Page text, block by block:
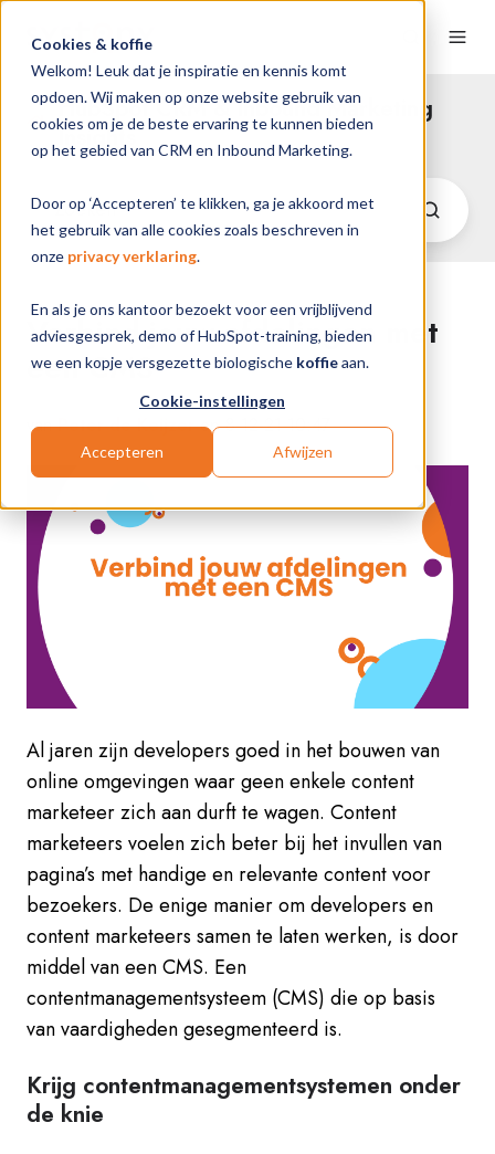
Cookies & koffie
Welkom! Leuk dat je inspiratie en kennis komt
opdoen. Wij maken op onze website gebruik van
cookies om je de beste ervaring te kunnen bieden
op het gebied van CRM en Inbound Marketing.
Door op ‘Accepteren’ te klikken, ga je akkoord met
het gebruik van alle cookies zoals beschreven in
onze privacy verklaring.
En als je ons kantoor bezoekt voor een vrijblijvend
adviesgesprek, demo of HubSpot-training, bieden
we een kopje versgezette biologische koffieaan.
Cookie-instellingen
Accepteren Afwijzen
HubSpot CRM & Inbound Marketing
Insights
Verbind jouw afdelingen met
een CMS
vanPeter de Keijzerop 8-12-21 10:47
Al jaren zijn developers goed in het bouwen van
online omgevingen waar geen enkele content
marketeer zich aan durft te wagen. Content
marketeers voelen zich beter bij het invullen van
pagina’s met handige en relevante content voor
bezoekers. De enige manier om developers en
content marketeers samen te laten werken, is door
middel van een CMS. Een
contentmanagementsysteem (CMS) die op basis
van vaardigheden gesegmenteerd is.
Krijg contentmanagementsystemen onder
de knie